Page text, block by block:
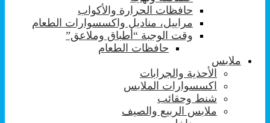
حافظات الحرارة والأكواب
مراييل، مناديل واكسسوارات الطعام
وقت الوجبة “أطباق وملاعق”
حافظات الطعام
ملابس
الأحذية والجرابات
اكسسوارات الملابس
شنط وحقائب
ملابس الربيع والصيف